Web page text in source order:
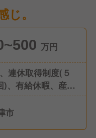
。
万円
連休取得制度(５
)、有給休暇、産
児休暇、慶弔休
市